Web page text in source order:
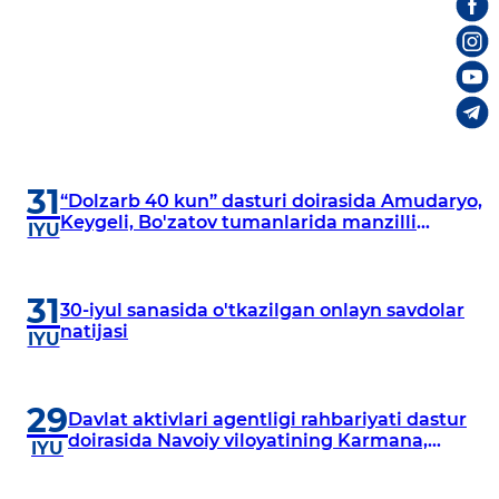
31
IYU
“Dolzarb 40 kun” dasturi doirasida Amudaryo,
Keygeli, Bo'zatov tumanlarida manzilli
31
IYU
30-iyul sanasida o'tkazilgan onlayn savdolar
natijasi
29
IYU
Davlat aktivlari agentligi rahbariyati dastur
doirasida Navoiy viloyatining Karmana,